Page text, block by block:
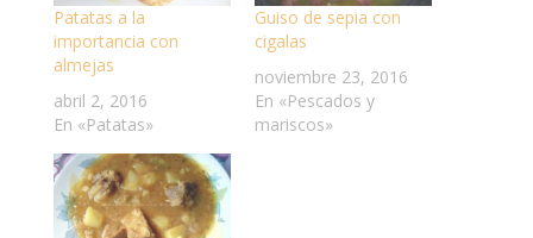
Patatas a la
importancia con
almejas
abril 2, 2016
En «Patatas»
Guiso de sepia con
cigalas
noviembre 23, 2016
En «Pescados y
mariscos»